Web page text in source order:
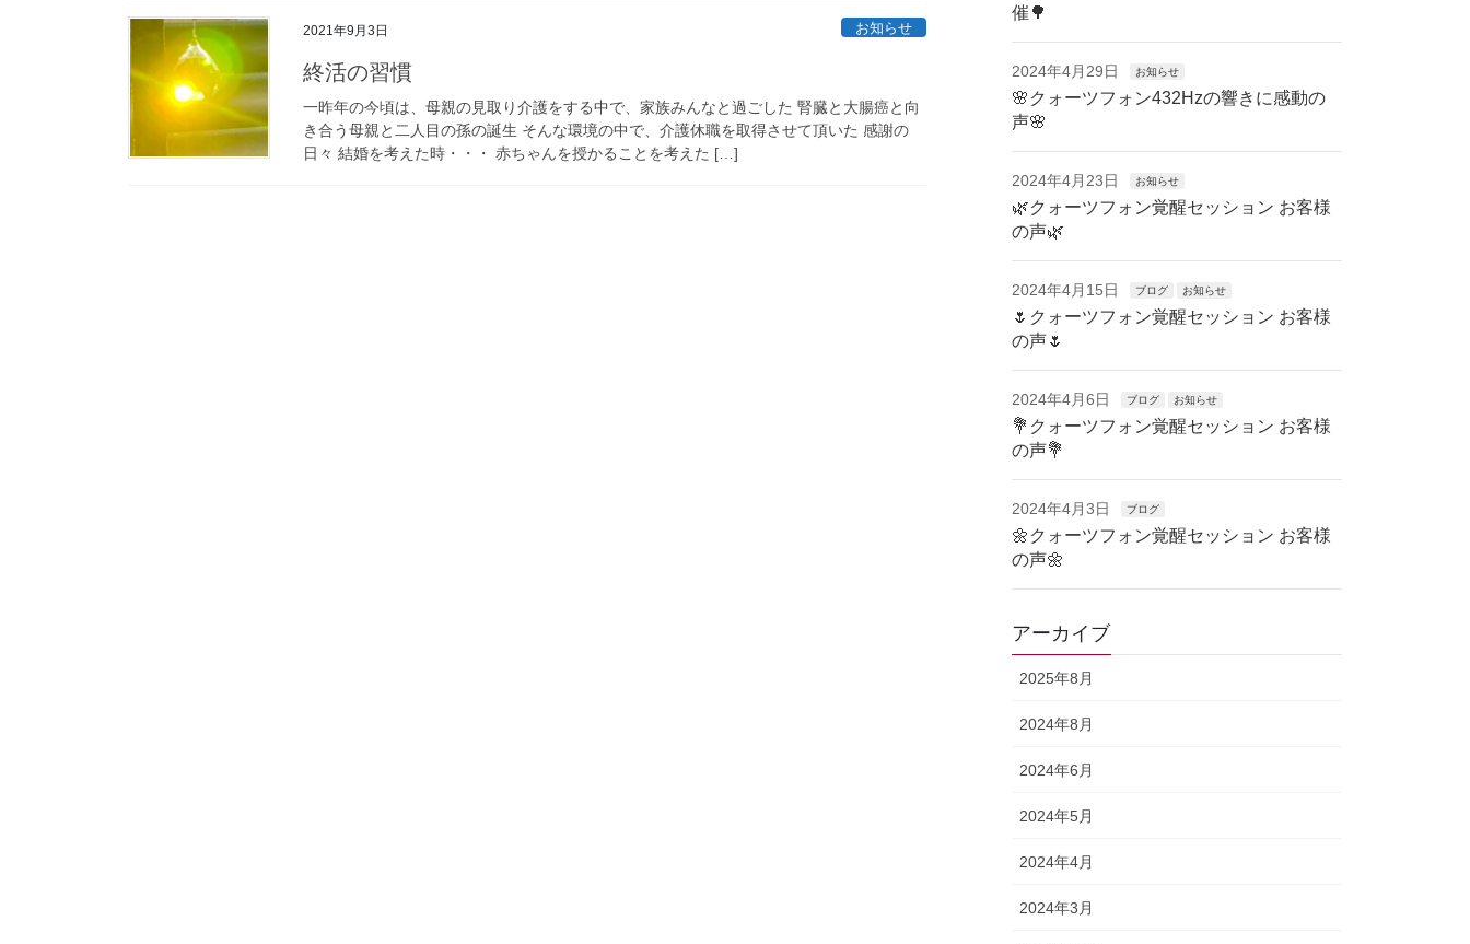
2021年9月3日 お知らせ
終活の習慣
一昨年の今頃は、母親の見取り介護をする中で、家族みんなと過ごした 腎臓と大腸癌と向
き合う母親と二人目の孫の誕生 そんな環境の中で、介護休職を取得させて頂いた 感謝の
日々 結婚を考えた時・・・ 赤ちゃんを授かることを考えた […]
催🌳
2024年4月29日 お知らせ
🌸クォーツフォン432Hzの響きに感動の
声🌸
2024年4月23日 お知らせ
🌿クォーツフォン覚醒セッション お客様
の声🌿
2024年4月15日 ブログ お知らせ
🌷クォーツフォン覚醒セッション お客様
の声🌷
2024年4月6日 ブログ お知らせ
💐クォーツフォン覚醒セッション お客様
の声💐
2024年4月3日 ブログ
🌼クォーツフォン覚醒セッション お客様
の声🌼
アーカイブ
2025年8月
2024年8月
2024年6月
2024年5月
2024年4月
2024年3月